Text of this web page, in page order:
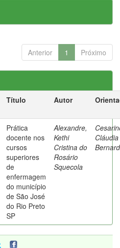
Anterior 1 Próximo
Título Autor
Prática
docente nos
cursos
superiores
de
enfermagem
do município
de São José
do Rio Preto
SP
Alexandre,
Kethi
Cristina do
Rosário
Squecola
Cláudia